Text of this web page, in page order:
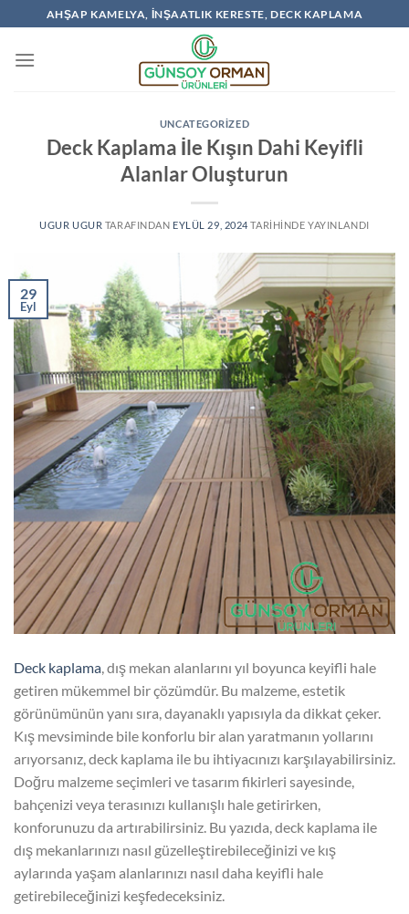
AHŞAP KAMELYA, İNŞAATLIK KERESTE, DECK KAPLAMA
UNCATEGORIZED
Deck Kaplama İle Kışın Dahi Keyifli
Alanlar Oluşturun
UGUR UGUR TARAFINDAN EYLÜL 29, 2024TARIHINDE YAYINLANDI
29
Eyl
Deck kaplama , dış mekan alanlarını yıl boyunca keyifli hale
getiren mükemmel bir çözümdür. Bu malzeme, estetik
görünümünün yanı sıra, dayanaklı yapısıyla da dikkat çeker.
Kış mevsiminde bile konforlu bir alan yaratmanın yollarını
arıyorsanız, deck kaplama ile bu ihtiyacınızı karşılayabilirsiniz.
Doğru malzeme seçimleri ve tasarım fikirleri sayesinde,
bahçenizi veya terasınızı kullanışlı hale getirirken,
konforunuzu da artırabilirsiniz. Bu yazıda, deck kaplama ile
dış mekanlarınızı nasıl güzelleştirebileceğinizi ve kış
aylarında yaşam alanlarınızı nasıl daha keyifli hale
getirebileceğinizi keşfedeceksiniz.